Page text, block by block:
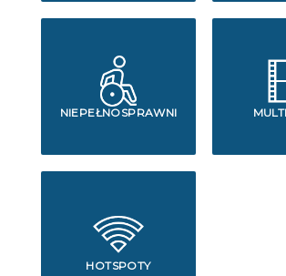
NIEPEŁNOSPRAWNI
HOTSPOTY